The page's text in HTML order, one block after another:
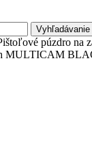
Vyhľadávanie
púzdro na
MULTICAM